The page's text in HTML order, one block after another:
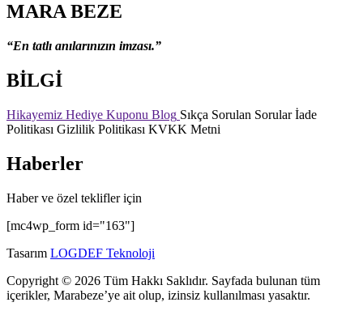
MARA BEZE
“En tatlı anılarınızın imzası.”
BİLGİ
Hikayemiz Hediye Kuponu Blog Sıkça Sorulan Sorular İade
Politikası Gizlilik Politikası KVKK Metni
Haberler
Haber ve özel teklifler için
[mc4wp_form id="163"]
Tasarım LOGDEF Teknoloji
Copyright © 2026 Tüm Hakkı Saklıdır. Sayfada bulunan tüm
içerikler, Marabeze’ye ait olup, izinsiz kullanılması yasaktır.